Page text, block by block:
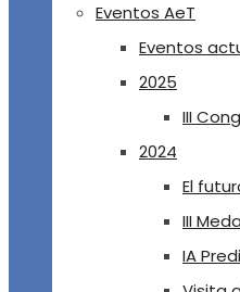
Eventos AeT
Eventos
2025
III
2024
El
III
IA